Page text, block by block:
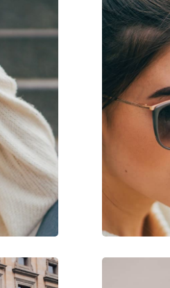
Γυαλιά Ηλίου Επώνυμες Μάρκες
Vogue
Μόδα
0VO5243SB W44/11 53